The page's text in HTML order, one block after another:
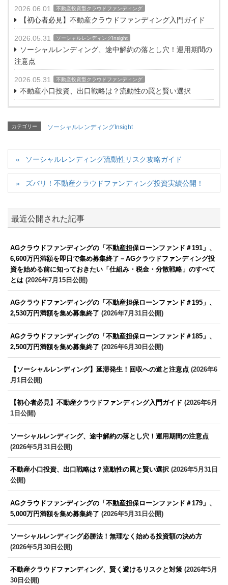
2026.06.01 不動産投資型クラウドファンディング
【初心者必見】不動産クラウドファンディング入門ガイド
2026.05.31 ソーシャルレンディングInsight
ソーシャルレンディング、途中解約の落とし穴！運用期間の
注意点
2026.05.31 不動産投資型クラウドファンディング
不動産小口投資、出口戦略は？流動性の罠と賢い選択
カテゴリー ソーシャルレンディングInsight
ソーシャルレンディング流動性リスク攻略ガイド
ズバリ！不動産クラウドファンディング投資実績公開！
最近公開された記事
AGクラウドファンディングの「不動産担保ローンファンド＃191」、
6,600万円満額を即日で集め募集終了－AGクラウドファンディング投
資を始める前に知っておきたい「仕組み・税金・分散戦略」のすべて
とは (2026年7月15日公開)
AGクラウドファンディングの「不動産担保ローンファンド＃195」、
2,530万円満額を集め募集終了 (2026年7月31日公開)
AGクラウドファンディングの「不動産担保ローンファンド＃185」、
2,500万円満額を集め募集終了 (2026年6月30日公開)
【ソーシャルレンディング】延滞発生！回収への道と注意点 (2026年6
月1日公開)
【初心者必見】不動産クラウドファンディング入門ガイド (2026年6月
1日公開)
ソーシャルレンディング、途中解約の落とし穴！運用期間の注意点
(2026年5月31日公開)
不動産小口投資、出口戦略は？流動性の罠と賢い選択 (2026年5月31日
公開)
AGクラウドファンディングの「不動産担保ローンファンド＃179」、
5,000万円満額を集め募集終了 (2026年5月31日公開)
ソーシャルレンディング必勝法！無理なく始める投資額の決め方
(2026年5月30日公開)
不動産クラウドファンディング、賢く避けるリスクと対策 (2026年5月
30日公開)